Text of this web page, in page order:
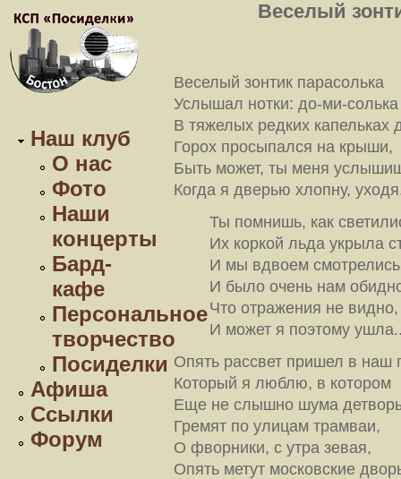
Наш клуб
О нас
Фото
Наши
концерты
Бард-
кафе
Персональное
творчество
Посиделки
Афиша
Ссылки
Форум
Веселый
Веселый зонтик парасолька
Услышал нотки: до-ми-
В тяжелых редких капельках
Горох просыпался на крыши,
Быть может, ты меня
Когда я дверью хлопну,
Ты помнишь, как
Их коркой льда укрыла
И мы вдвоем
И было очень нам
Что отражения не видно,
И может я поэтому
Опять рассвет пришел в наш
Который я люблю, в котором
Еще не слышно шума
Гремят по улицам трамваи,
О фворники, с утра зевая,
Опять метут московские